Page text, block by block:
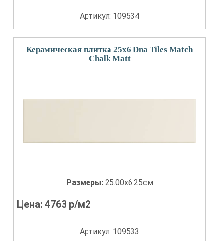
Артикул: 109534
Керамическая плитка 25x6 Dna Tiles Match
Chalk Matt
Размеры: 25.00x6.25см
Цена:4763 р/м2
Артикул: 109533